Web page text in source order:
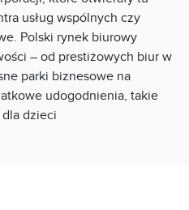
usług wspólnych czy
Polski rynek biurowy
– od prestiżowych biur w
parki biznesowe na
udogodnienia, takie
dzieci